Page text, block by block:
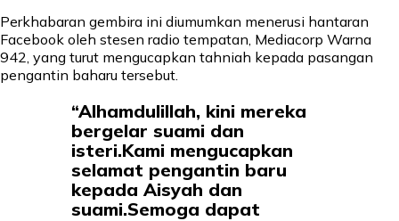
Perkhabaran gembira ini diumumkan menerusi hantaran
Facebook oleh stesen radio tempatan, Mediacorp Warna
942, yang turut mengucapkan tahniah kepada pasangan
pengantin baharu tersebut.
“Alhamdulillah, kini mereka
bergelar suami dan
isteri.Kami mengucapkan
selamat pengantin baru
kepada Aisyah dan
suami.Semoga dapat